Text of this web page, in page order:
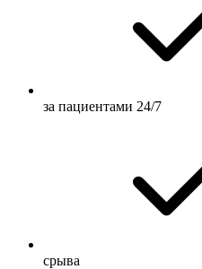
за пациентами 24/7
срыва